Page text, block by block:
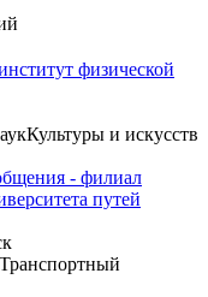
физической
Культуры и искусств
- филиал
путей
Транспортный